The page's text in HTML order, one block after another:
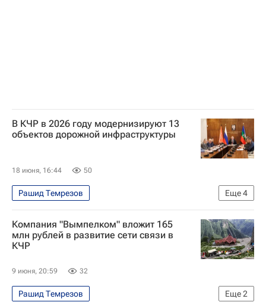
В КЧР в 2026 году модернизируют 13
объектов дорожной инфраструктуры
18 июня, 16:44 50
Еще4
Рашид Темрезов
Карачаево-Черкесская Республика
Россия
Карачаевск
Марат Хуснуллин
Компания "Вымпелком" вложит 165
млн рублей в развитие сети связи в
КЧР
9 июня, 20:59 32
Еще2
Рашид Темрезов